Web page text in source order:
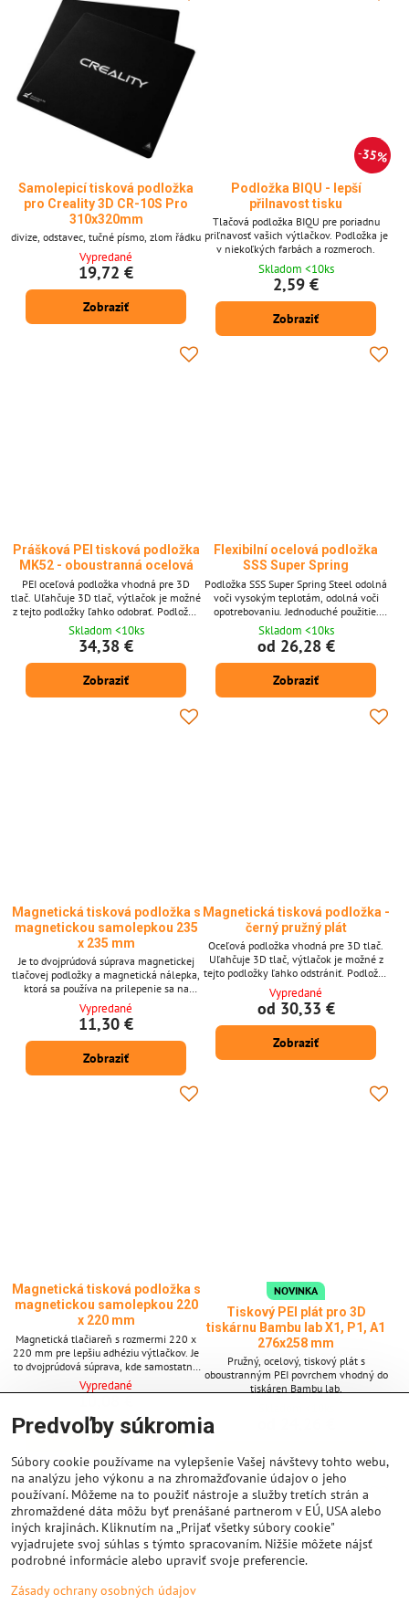
Samolepicí tisková podložka
pro Creality 3D CR-10S Pro
310x320mm
divize, odstavec, tučné písmo, zlom řádku
Vypredané
19,72 €
Zobraziť
35%
Podložka BIQU - lepší
přilnavost tisku
Tlačová podložka BIQU pre poriadnu
priľnavosť vašich výtlačkov. Podložka je
v niekoľkých farbách a rozmeroch.
Skladom <10ks
2,59 €
Zobraziť
Prášková PEI tisková podložka
MK52 - oboustranná ocelová
PEI oceľová podložka vhodná pre 3D
tlač. Uľahčuje 3D tlač, výtlačok je možné
z tejto podložky ľahko odobrať. Podložka
je obojstranná s jednoduchou údržbou.
Rozmery: 241 x 253,8 mm
Skladom <10ks
34,38 €
Zobraziť
Flexibilní ocelová podložka
SSS Super Spring
Podložka SSS Super Spring Steel odolná
voči vysokým teplotám, odolná voči
opotrebovaniu. Jednoduché použitie.
Podložka je flexibilná. Využiteľná pre
veľké množstvo materiálov PLA, PETG,
TPU, ABS, atď.
Skladom <10ks
od 26,28 €
Zobraziť
Magnetická tisková podložka s
magnetickou samolepkou 235
x 235 mm
Je to dvojprúdová súprava magnetickej
tlačovej podložky a magnetická nálepka,
ktorá sa používa na prilepenie sa na
vašej tlačovej podložke. Vhodné pre
magnetickú tlačovú podložku alebo
oceľovú tlačovú podložku. Veľkosť
magnetickej nálepky je 235 x 235 mm,
Vypredané
11,30 €
Zobraziť
Magnetická tisková podložka -
černý pružný plát
Oceľová podložka vhodná pre 3D tlač.
Uľahčuje 3D tlač, výtlačok je možné z
tejto podložky ľahko odstrániť. Podložka
je dvojnásobná s ľahkou údržbou.
Vhodné pre magnetické vankúšiky, ak
nemáte magnetickú podložku, môžete si
kúpiť magnety. Čierna podložka pre 3D
tlač
Vypredané
od 30,33 €
Zobraziť
Magnetická tisková podložka s
magnetickou samolepkou 220
x 220 mm
Magnetická tlačiareň s rozmermi 220 x
220 mm pre lepšiu adhéziu výtlačkov. Je
to dvojprúdová súprava, kde samostatná
magnetická podložka zaručuje ľahšie
odstránenie tlačených výrobkov.
Vypredané
Zobraziť
NOVINKA
Tiskový PEI plát pro 3D
tiskárnu Bambu lab X1, P1, A1
276x258 mm
Pružný, ocelový, tiskový plát s
oboustranným PEI povrchem vhodný do
tiskáren Bambu lab.
Zobraziť
Predvoľby súkromia
Súbory cookie používame na vylepšenie Vašej návštevy tohto webu,
na analýzu jeho výkonu a na zhromažďovanie údajov o jeho
používaní. Môžeme na to použiť nástroje a služby tretích strán a
zhromaždené dáta môžu byť prenášané partnerom v EÚ, USA alebo
iných krajinách. Kliknutím na „Prijať všetky súbory cookie"
vyjadrujete svoj súhlas s týmto spracovaním. Nižšie môžete nájsť
podrobné informácie alebo upraviť svoje preferencie.
Zásady ochrany osobných údajov